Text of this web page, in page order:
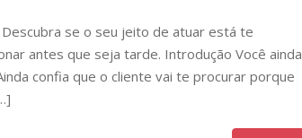
se o seu jeito de atuar está te
antes que seja tarde. Introdução Você ainda
confia que o cliente vai te procurar porque